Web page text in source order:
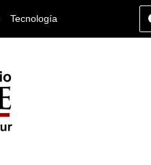
Tecnología